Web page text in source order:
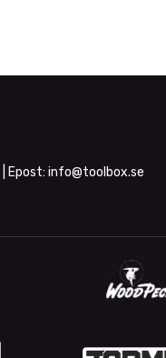
| Epost: info@toolbox.se